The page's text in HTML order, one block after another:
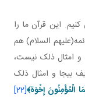
کنيم. اين قرآن ما را
السلام) هم
و امثال ذلک نيست،
بيجا و امثال ذلک
الْمُؤْمِنُونَ إِخْوَة﴾[22]